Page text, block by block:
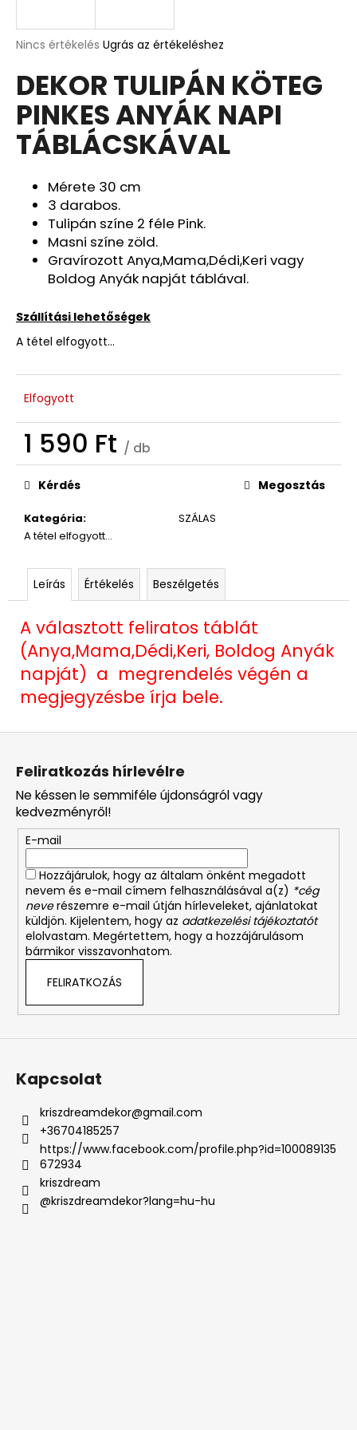
A
átlagos
értékelése
5-
ből
0,0
csillag.
Nincs értékelés Ugrás az értékeléshez
DEKOR TULIPÁN KÖTEG
PINKES ANYÁK NAPI
TÁBLÁCSKÁVAL
Mérete 30 cm
3 darabos.
Tulipán színe 2 féle Pink.
Masni színe zöld.
Gravírozott Anya,Mama,Dédi,Keri vagy
Boldog Anyák napját táblával.
Szállítási lehetőségek
A tétel elfogyott…
Elfogyott
1 590 Ft / db
Egységár:
Kategória:
SZÁLAS
A tétel elfogyott…
Kérdés Megosztás
Leírás Értékelés Beszélgetés
A választott feliratos táblát
(Anya,Mama,Dédi,Keri, Boldog Anyák
napját) a megrendelés végén a
megjegyzésbe írja bele.
A
á
n
j
u
ISTEN
HOZOTT
ÜDVÖZLŐ
TÁBLA
Feliratkozás hírlevélre
Ne késsen le semmiféle újdonságról vagy
kedvezményről!
E-mail
Hozzájárulok, hogy az általam önként megadott
nevem és e-mail címem felhasználásával a(z) *cég
neverészemre e-mail útján hírleveleket, ajánlatokat
küldjön. Kijelentem, hogy az adatkezelési tájékoztatót
elolvastam. Megértettem, hogy a hozzájárulásom
bármikor visszavonhatom.
FELIRATKOZÁS
Kapcsolat
kriszdreamdekor@gmail.com
+36704185257
https://www.facebook.com/profile.php?id=100089135
672934
kriszdream
@kriszdreamdekor?lang=hu-hu